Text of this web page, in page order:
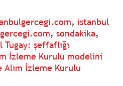
, istanbul
, sondakika,
Tugay: şeffaflığı
İzleme Kurulu modelini
Alım İzleme Kurulu